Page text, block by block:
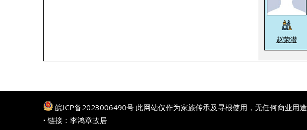
赵荣潜
皖ICP备2023006490号 此网站仅作为家族传承及寻根使用，无任何商业用途
• 链接： 李鸿章故居